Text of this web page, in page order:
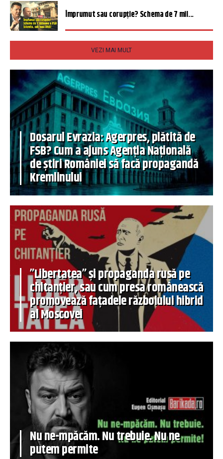
Împrumut sau corupție? Schema de 7 mil...
VEZI MAI MULT
Dosarul Evrazia: Agerpres, plătită de
FSB? Cum a ajuns Agenția Națională
de știri României să facă propagandă
Kremlinului
”Libertatea” și propaganda rusă pe
chitanțier, sau cum presa românească
promovează fațadele războiului hibrid
al Moscovei
Nu ne-mpăcăm. Nu trebuie. Nu ne
putem permite